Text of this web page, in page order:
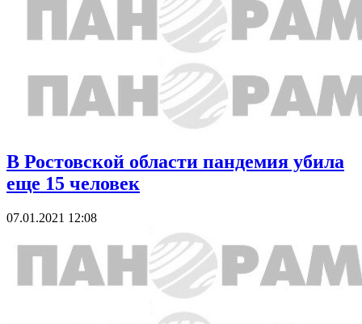
В Ростовской области пандемия убила
еще 15 человек
07.01.2021 12:08